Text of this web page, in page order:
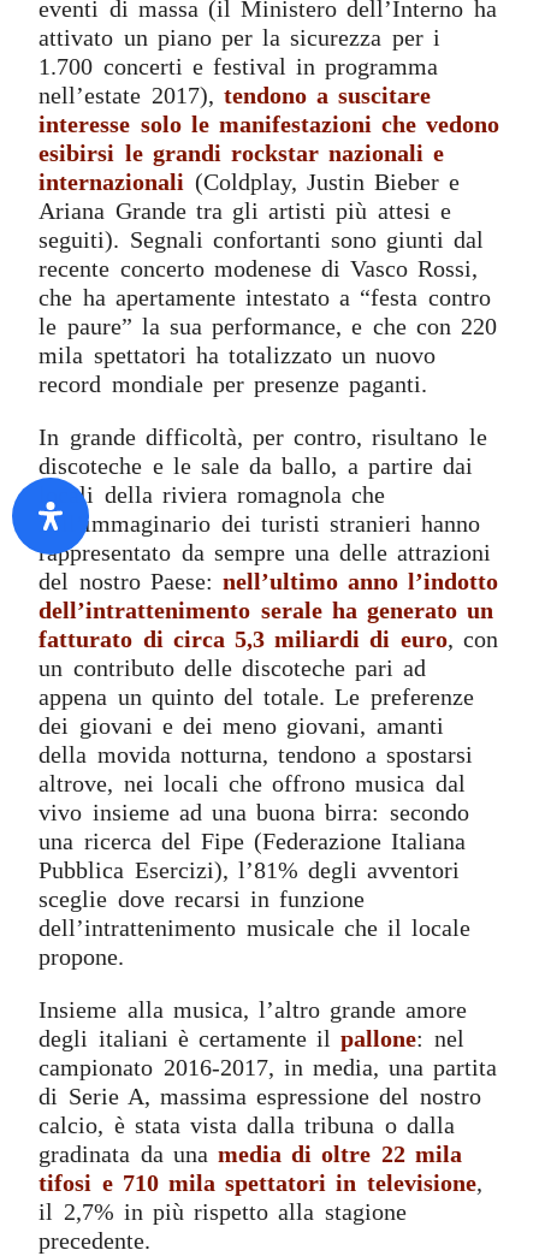
eventi di massa (il Ministero dell’Interno ha
attivato un piano per la sicurezza per i
1.700 concerti e festival in programma
nell’estate 2017), tendono a suscitare
interesse solo le manifestazioni che vedono
esibirsi le grandi rockstar nazionali e
internazionali (Coldplay, Justin Bieber e
Ariana Grande tra gli artisti più attesi e
seguiti). Segnali confortanti sono giunti dal
recente concerto modenese di Vasco Rossi,
che ha apertamente intestato a “festa contro
le paure” la sua performance, e che con 220
mila spettatori ha totalizzato un nuovo
record mondiale per presenze paganti.
In grande difficoltà, per contro, risultano le
discoteche e le sale da ballo, a partire dai
locali della riviera romagnola che
nell’immaginario dei turisti stranieri hanno
rappresentato da sempre una delle attrazioni
del nostro Paese:nell’ultimo anno l’indotto
dell’intrattenimento serale ha generato un
fatturato di circa 5,3 miliardi di euro, con
un contributo delle discoteche pari ad
appena un quinto del totale. Le preferenze
dei giovani e dei meno giovani, amanti
della movida notturna, tendono a spostarsi
altrove, nei locali che offrono musica dal
vivo insieme ad una buona birra: secondo
una ricerca del Fipe (Federazione Italiana
Pubblica Esercizi), l’81% degli avventori
sceglie dove recarsi in funzione
dell’intrattenimento musicale che il locale
propone.
Insieme alla musica, l’altro grande amore
degli italiani è certamente ilpallone: nel
campionato 2016-2017, in media, una partita
di Serie A, massima espressione del nostro
calcio, è stata vista dalla tribuna o dalla
gradinata da una media di oltre 22 mila
tifosi e 710 mila spettatori in televisione,
il 2,7% in più rispetto alla stagione
precedente.